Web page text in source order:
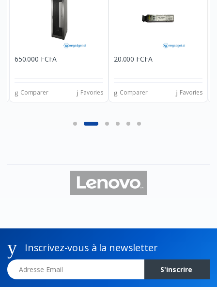
650.000 FCFA
Comparer Favories
20.000 FCFA
Comparer Favories
Inscrivez-vous à la newsletter
Adresse Email
S'inscrire